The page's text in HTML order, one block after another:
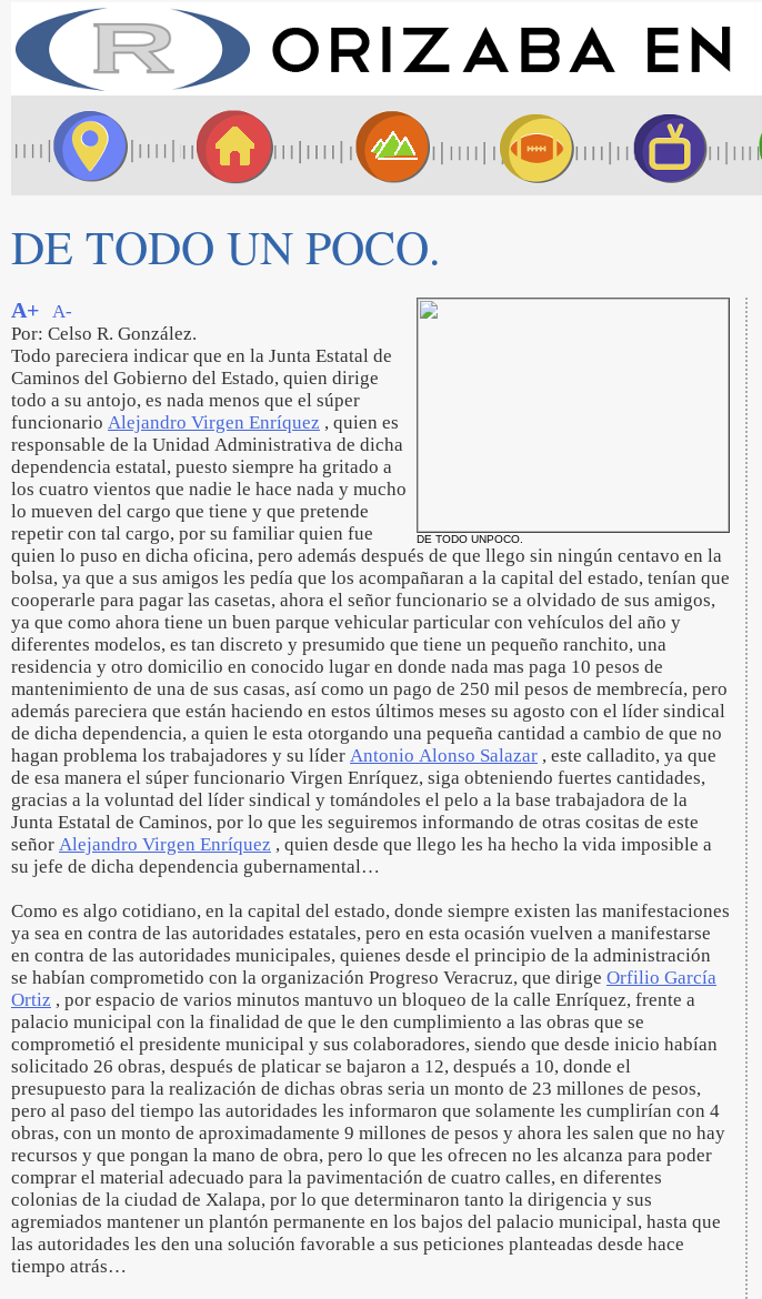
DE TODO UN POCO.
DE TODO UNPOCO.
A+
A-
Por: Celso R. González.
Todo pareciera indicar que en la Junta Estatal de
Caminos del Gobierno del Estado, quien dirige
todo a su antojo, es nada menos que el súper
funcionario Alejandro Virgen Enríquez , quien es
responsable de la Unidad Administrativa de dicha
dependencia estatal, puesto siempre ha gritado a
los cuatro vientos que nadie le hace nada y mucho
lo mueven del cargo que tiene y que pretende
repetir con tal cargo, por su familiar quien fue
quien lo puso en dicha oficina, pero además después de que llego sin ningún centavo en la
bolsa, ya que a sus amigos les pedía que los acompañaran a la capital del estado, tenían que
cooperarle para pagar las casetas, ahora el señor funcionario se a olvidado de sus amigos,
ya que como ahora tiene un buen parque vehicular particular con vehículos del año y
diferentes modelos, es tan discreto y presumido que tiene un pequeño ranchito, una
residencia y otro domicilio en conocido lugar en donde nada mas paga 10 pesos de
mantenimiento de una de sus casas, así como un pago de 250 mil pesos de membrecía, pero
además pareciera que están haciendo en estos últimos meses su agosto con el líder sindical
de dicha dependencia, a quien le esta otorgando una pequeña cantidad a cambio de que no
hagan problema los trabajadores y su líder Antonio Alonso Salazar , este calladito, ya que
de esa manera el súper funcionario Virgen Enríquez, siga obteniendo fuertes cantidades,
gracias a la voluntad del líder sindical y tomándoles el pelo a la base trabajadora de la
Junta Estatal de Caminos, por lo que les seguiremos informando de otras cositas de este
señor Alejandro Virgen Enríquez , quien desde que llego les ha hecho la vida imposible a
su jefe de dicha dependencia gubernamental…
Como es algo cotidiano, en la capital del estado, donde siempre existen las manifestaciones
ya sea en contra de las autoridades estatales, pero en esta ocasión vuelven a manifestarse
en contra de las autoridades municipales, quienes desde el principio de la administración
se habían comprometido con la organización Progreso Veracruz, que dirige Orfilio García
Ortiz , por espacio de varios minutos mantuvo un bloqueo de la calle Enríquez, frente a
palacio municipal con la finalidad de que le den cumplimiento a las obras que se
comprometió el presidente municipal y sus colaboradores, siendo que desde inicio habían
solicitado 26 obras, después de platicar se bajaron a 12, después a 10, donde el
presupuesto para la realización de dichas obras seria un monto de 23 millones de pesos,
pero al paso del tiempo las autoridades les informaron que solamente les cumplirían con 4
obras, con un monto de aproximadamente 9 millones de pesos y ahora les salen que no hay
recursos y que pongan la mano de obra, pero lo que les ofrecen no les alcanza para poder
comprar el material adecuado para la pavimentación de cuatro calles, en diferentes
colonias de la ciudad de Xalapa, por lo que determinaron tanto la dirigencia y sus
agremiados mantener un plantón permanente en los bajos del palacio municipal, hasta que
las autoridades les den una solución favorable a sus peticiones planteadas desde hace
tiempo atrás…